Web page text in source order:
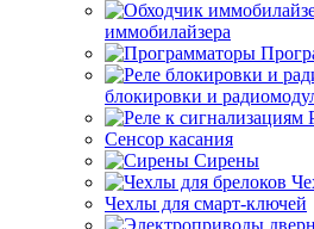
иммобилайзера
блокировки и
Сенсор касания
Сирены
Чехлы для смарт-ключей